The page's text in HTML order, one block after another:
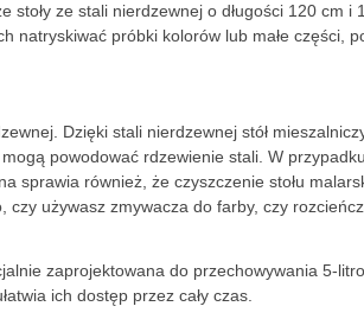
ze stali nierdzewnej o długości 120 cm i
próbki kolorów lub małe części,
Dzięki stali nierdzewnej stół
powodować rdzewienie stali. W
sprawia również, że czyszczenie stołu
używasz zmywacza do farby, czy
zaprojektowana do przechowywania 5-
ich dostęp przez cały czas.